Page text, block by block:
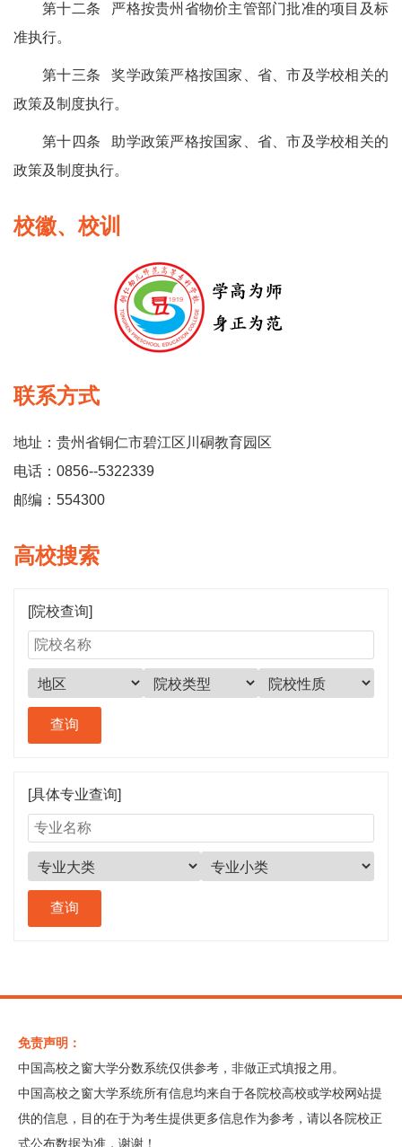
第十二条 严格按贵州省物价主管部门批准的项目及标
准执行。
第十三条 奖学政策严格按国家、省、市及学校相关的
政策及制度执行。
第十四条 助学政策严格按国家、省、市及学校相关的
政策及制度执行。
校徽、校训
联系方式
地址：贵州省铜仁市碧江区川硐教育园区
电话：0856--5322339
邮编：554300
高校搜索
[院校查询]
[具体专业查询]
免责声明：
中国高校之窗大学分数系统仅供参考，非做正式填报之用。
中国高校之窗大学系统所有信息均来自于各院校高校或学校网站提
供的信息，目的在于为考生提供更多信息作为参考，请以各院校正
式公布数据为准，谢谢！